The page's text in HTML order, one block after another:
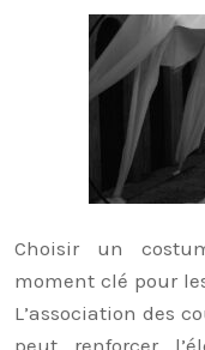
Choisir un
moment clé pour
L’association des